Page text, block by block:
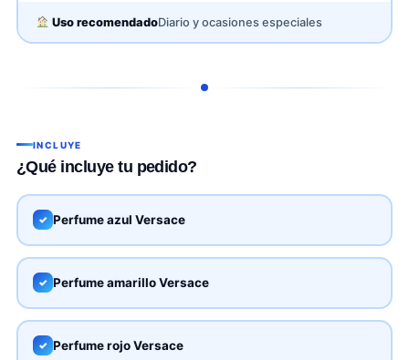
Uso recomendadoDiario y ocasiones especiales
INCLUYE
¿Qué incluye tu pedido?
✓ Perfume azul Versace
✓ Perfume amarillo Versace
✓ Perfume rojo Versace